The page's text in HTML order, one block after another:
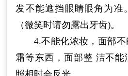
发不能遮挡眼睛眼角为准
（微笑时请勿露出牙齿)。
4.不能化浓妆，面部
霜等东西，面部整 洁不能
照相时会反光。